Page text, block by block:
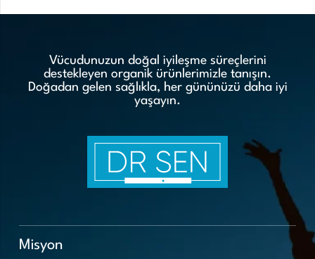
Vücudunuzun doğal iyileşme süreçlerini
destekleyen organik ürünlerimizle tanışın.
Doğadan gelen sağlıkla, her gününüzü daha iyi
yaşayın.
Misyon